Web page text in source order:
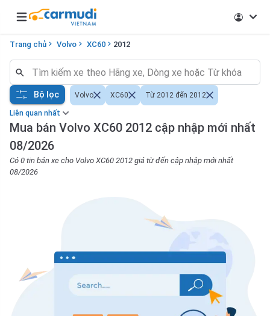
Open main menu
Trang chủ Volvo XC60 2012
Liên quan nhất
Mua bán Volvo XC60 2012 cập nhập mới nhất
08/2026
Có 0 tin bán xe cho Volvo XC60 2012 giá từ đến cập nhập mới nhất
08/2026
Bộ lọc Volvo XC60 Từ 2012 đến 2012